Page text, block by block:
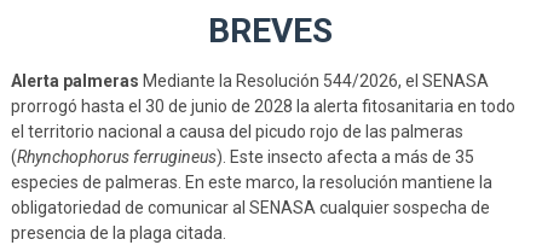
BREVES
Alerta palmeras Mediante la Resolución 544/2026, el SENASA
prorrogó hasta el 30 de junio de 2028 la alerta fitosanitaria en todo
el territorio nacional a causa del picudo rojo de las palmeras
(Rhynchophorus ferrugineus). Este insecto afecta a más de 35
especies de palmeras. En este marco, la resolución mantiene la
obligatoriedad de comunicar al SENASA cualquier sospecha de
presencia de la plaga citada.